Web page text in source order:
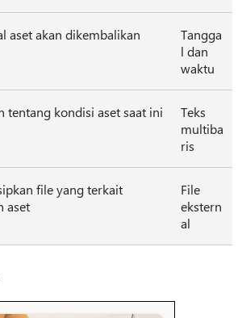
aset akan dikembalikan
Tangga
l dan
waktu
tentang kondisi aset saat ini
Teks
multiba
ris
file yang terkait
aset
File
ekstern
al